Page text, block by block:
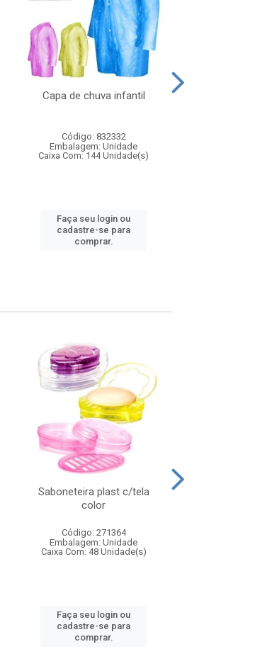
Capa de chuva infantil
Código: 832332
Embalagem: Unidade
Caixa Com: 144 Unidade(s)
Faça seu login ou
cadastre-se para
comprar.
Saboneteira plast c/tela
color
Código: 271364
Embalagem: Unidade
Caixa Com: 48 Unidade(s)
Faça seu login ou
cadastre-se para
comprar.